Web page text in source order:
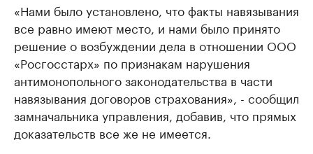
«Нами было установлено, что факты навязывания
все равно имеют место, и нами было принято
решение о возбуждении дела в отношении ООО
«Росгосстарх» по признакам нарушения
антимонопольного законодательства в части
навязывания договоров страхования», - сообщил
замначальника управления, добавив, что прямых
доказательств все же не имеется.